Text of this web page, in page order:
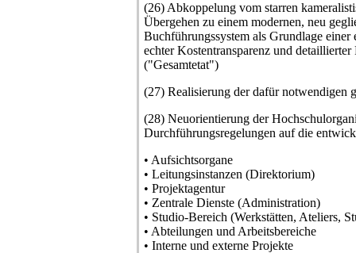
(26) Abkoppelung vom starren
Übergehen zu einem modernen, neu
Buchführungssystem als Grundlage
echter Kostentransparenz und detaillierter
("Gesamtetat")
(27) Realisierung der dafür notwendigen
(28) Neuorientierung der
Durchführungsregelungen auf die
• Aufsichtsorgane
• Leitungsinstanzen (Direktorium)
• Projektagentur
• Zentrale Dienste (Administration)
• Studio-Bereich (Werkstätten, Ateliers,
• Abteilungen und Arbeitsbereiche
• Interne und externe Projekte